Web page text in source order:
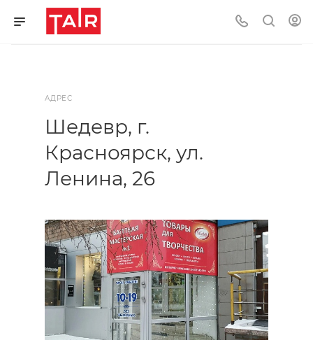
АДРЕС
Шедевр, г.
Красноярск, ул.
Ленина, 26